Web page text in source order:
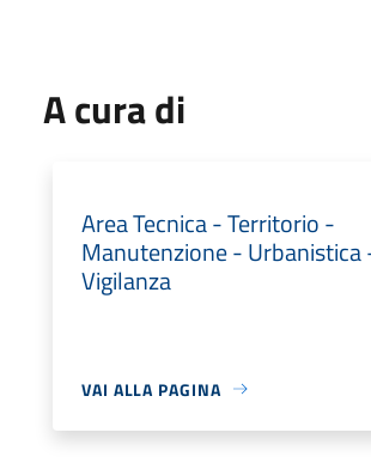
A cura di
Area Tecnica - Territorio -
Manutenzione - Urbanistica
Vigilanza
VAI ALLA PAGINA